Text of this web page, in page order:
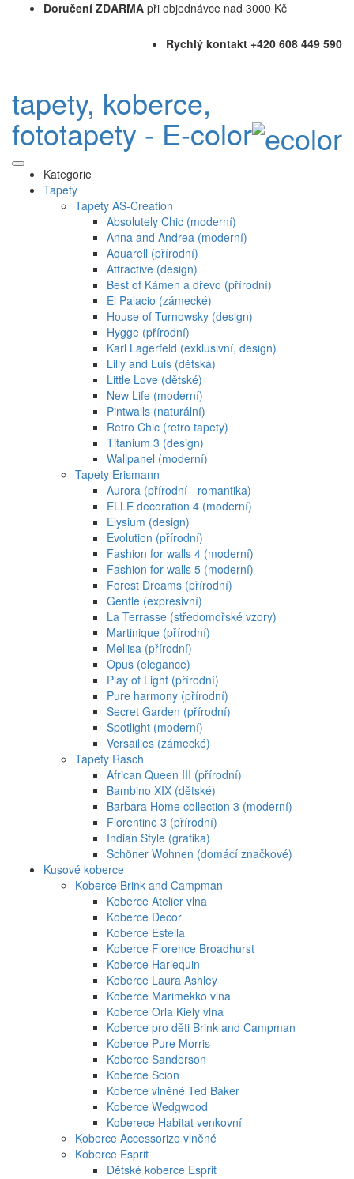
Doručení ZDARMA při objednávce nad 3000 Kč
Rychlý kontakt +420 608 449 590
tapety, koberce,
fototapety - E-color
Kategorie
Tapety
Tapety AS-Creation
Absolutely Chic (moderní)
Anna and Andrea (moderní)
Aquarell (přírodní)
Attractive (design)
Best of Kámen a dřevo (přírodní)
El Palacio (zámecké)
House of Turnowsky (design)
Hygge (přírodní)
Karl Lagerfeld (exklusivní, design)
Lilly and Luis (dětská)
Little Love (dětské)
New Life (moderní)
Pintwalls (naturální)
Retro Chic (retro tapety)
Titanium 3 (design)
Wallpanel (moderní)
Tapety Erismann
Aurora (přírodní - romantika)
ELLE decoration 4 (moderní)
Elysium (design)
Evolution (přírodní)
Fashion for walls 4 (moderní)
Fashion for walls 5 (moderní)
Forest Dreams (přírodní)
Gentle (expresivní)
La Terrasse (středomořské vzory)
Martinique (přírodní)
Mellisa (přírodní)
Opus (elegance)
Play of Light (přírodní)
Pure harmony (přírodní)
Secret Garden (přírodní)
Spotlight (moderní)
Versailles (zámecké)
Tapety Rasch
African Queen III (přírodní)
Bambino XIX (dětské)
Barbara Home collection 3 (moderní)
Florentine 3 (přírodní)
Indian Style (grafika)
Schöner Wohnen (domácí značkové)
Kusové koberce
Koberce Brink and Campman
Koberce Atelier vlna
Koberce Decor
Koberce Estella
Koberce Florence Broadhurst
Koberce Harlequin
Koberce Laura Ashley
Koberce Marimekko vlna
Koberce Orla Kiely vlna
Koberce pro děti Brink and Campman
Koberce Pure Morris
Koberce Sanderson
Koberce Scion
Koberce vlněné Ted Baker
Koberce Wedgwood
Koberece Habitat venkovní
Koberce Accessorize vlněné
Koberce Esprit
Dětské koberce Esprit